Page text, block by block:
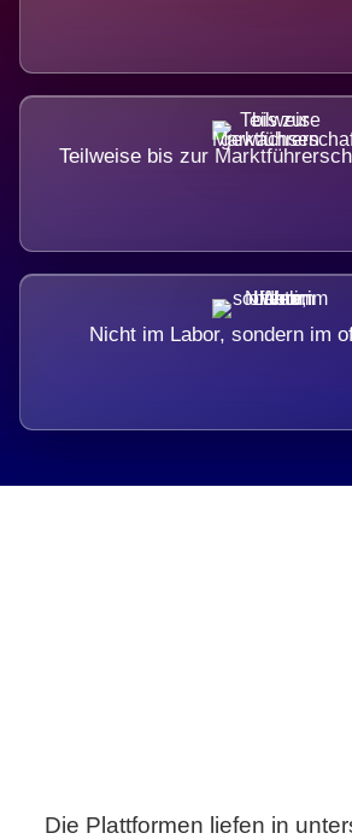
Teilweise bis zur
Nicht im Labor, sondern im
Die Plattformen liefen in